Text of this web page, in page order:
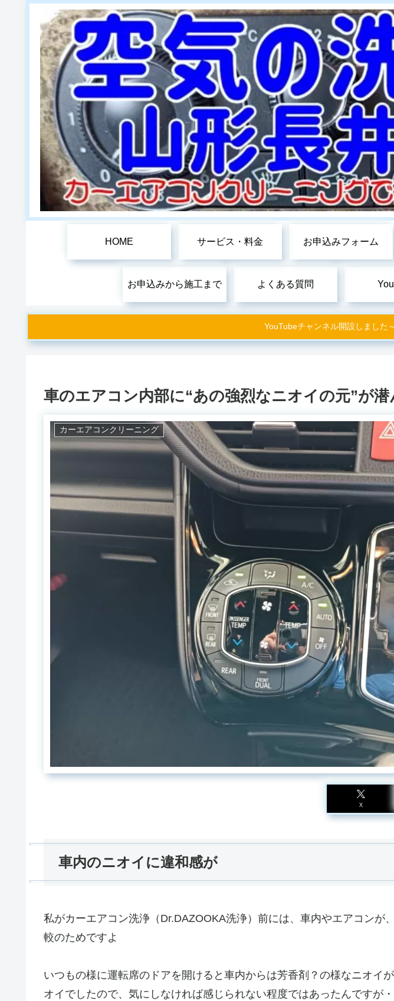
HOME サービス・料金 お申込みフォーム
お申込みから施工まで よくある質問
YouTubeチャンネル開設しました
車のエアコン内部に“あの強烈なニオイの元”が
カーエアコンクリーニング
X
車内のニオイに違和感が
私がカーエアコン洗浄（Dr.DAZOOKA洗浄）前には、車内やエアコン
較のためですよ
いつもの様に運転席のドアを開けると車内からは芳香剤？の様なニオイ
オイでしたので、気にしなければ感じられない程度ではあったんですが・